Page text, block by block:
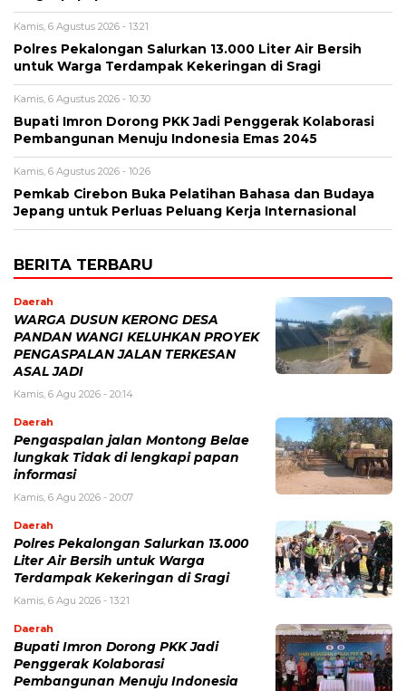
Kamis, 6 Agustus 2026 - 13:21
Polres Pekalongan Salurkan 13.000 Liter Air Bersih
untuk Warga Terdampak Kekeringan di Sragi
Kamis, 6 Agustus 2026 - 10:30
Bupati Imron Dorong PKK Jadi Penggerak Kolaborasi
Pembangunan Menuju Indonesia Emas 2045
Kamis, 6 Agustus 2026 - 10:26
Pemkab Cirebon Buka Pelatihan Bahasa dan Budaya
Jepang untuk Perluas Peluang Kerja Internasional
BERITA TERBARU
Daerah
WARGA DUSUN KERONG DESA
PANDAN WANGI KELUHKAN PROYEK
PENGASPALAN JALAN TERKESAN
ASAL JADI
Kamis, 6 Agu 2026 - 20:14
Daerah
Pengaspalan jalan Montong Belae
lungkak Tidak di lengkapi papan
informasi
Kamis, 6 Agu 2026 - 20:07
Daerah
Polres Pekalongan Salurkan 13.000
Liter Air Bersih untuk Warga
Terdampak Kekeringan di Sragi
Kamis, 6 Agu 2026 - 13:21
Daerah
Bupati Imron Dorong PKK Jadi
Penggerak Kolaborasi
Pembangunan Menuju Indonesia